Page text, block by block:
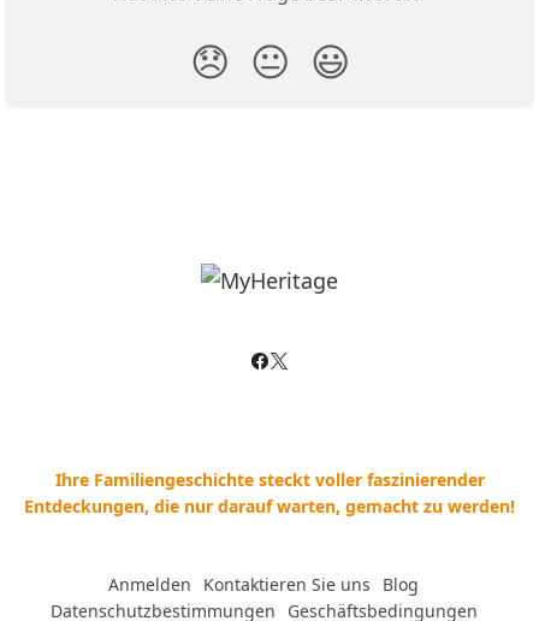
😞 😐 😃
Ihre Familiengeschichte steckt voller faszinierender
Entdeckungen, die nur darauf warten, gemacht zu werden!
Anmelden Kontaktieren Sie uns Blog
Datenschutzbestimmungen
Geschäftsbedingungen